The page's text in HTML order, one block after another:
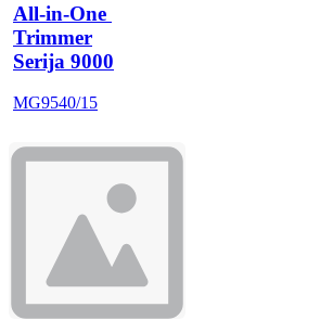
All-in-One
Trimmer
Serija 9000
MG9540/15